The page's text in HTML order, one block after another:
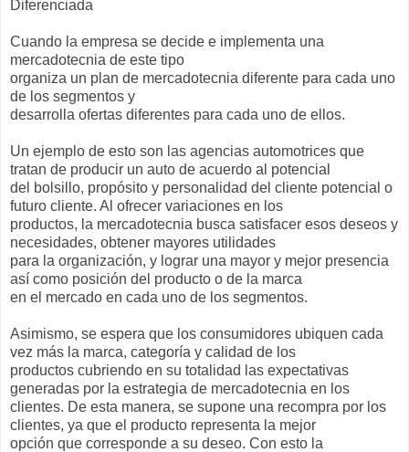
Diferenciada
Cuando la empresa se decide e implementa una
mercadotecnia de este tipo
organiza un plan de mercadotecnia diferente para cada uno
de los segmentos y
desarrolla ofertas diferentes para cada uno de ellos.
Un ejemplo de esto son las agencias automotrices que
tratan de producir un auto de acuerdo al potencial
del bolsillo, propósito y personalidad del cliente potencial o
futuro cliente. Al ofrecer variaciones en los
productos, la mercadotecnia busca satisfacer esos deseos y
necesidades, obtener mayores utilidades
para la organización, y lograr una mayor y mejor presencia
así como posición del producto o de la marca
en el mercado en cada uno de los segmentos.
Asimismo, se espera que los consumidores ubiquen cada
vez más la marca, categoría y calidad de los
productos cubriendo en su totalidad las expectativas
generadas por la estrategia de mercadotecnia en los
clientes. De esta manera, se supone una recompra por los
clientes, ya que el producto representa la mejor
opción que corresponde a su deseo. Con esto la